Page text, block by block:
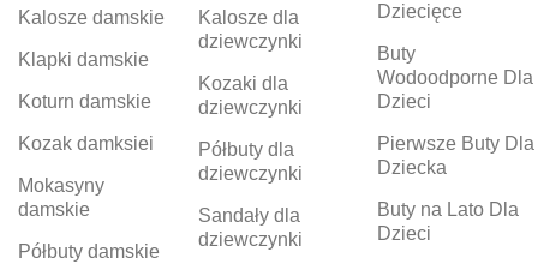
Kalosze damskie
Klapki damskie
Koturn damskie
Kozak damksiei
Mokasyny
damskie
Półbuty damskie
Kalosze dla
dziewczynki
Kozaki dla
dziewczynki
Półbuty dla
dziewczynki
Sandały dla
dziewczynki
Dziecięce
Buty
Wodoodporne Dla
Dzieci
Pierwsze Buty Dla
Dziecka
Buty na Lato Dla
Dzieci